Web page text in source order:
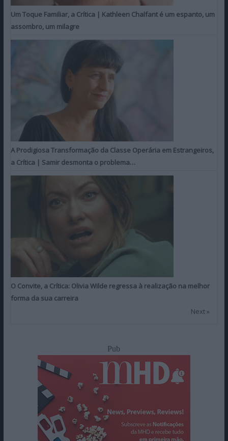
Um Toque Familiar, a Crítica | Kathleen Chalfant é um espanto, um
assombro, um milagre
A Prodigiosa Transformação da Classe Operária em Estrangeiros,
a Crítica | Samir desmonta o problema…
O Convite, a Crítica: Olivia Wilde regressa à realização na melhor
forma da sua carreira
Next »
Pub